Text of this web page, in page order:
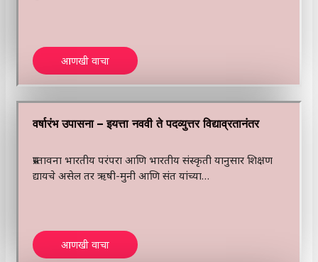
आणखी वाचा
वर्षारंभ उपासना – इयत्ता नववी ते पदव्युत्तर विद्याव्रतानंतर
प्रस्तावना भारतीय परंपरा आणि भारतीय संस्कृती यानुसार शिक्षण
द्यायचे असेल तर ऋषी-मुनी आणि संत यांच्या…
आणखी वाचा